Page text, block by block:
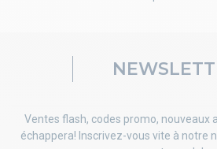
Ventes flash, codes promo, nouveaux
échappera! Inscrivez-vous vite à notre